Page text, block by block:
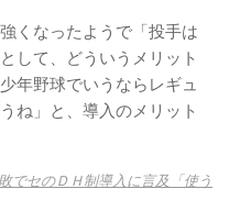
くなったようで「投手は
して、どういうメリット
年野球でいうならレギュ
ね」と、導入のメリット
でセのＤＨ制導入に言及「使う